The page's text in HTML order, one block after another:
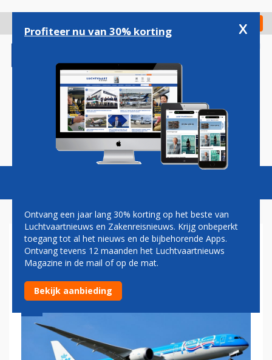
gaan
Check in
Magazine Podcasts Vacatures
KLM BESTELT EXTRA BOEING
787-10 DREAMLINER
Profiteer nu van 30% korting x
Ontvang een jaar lang 30% korting op het beste van
Luchtvaartnieuws en Zakenreisnieuws. Krijg onbeperkt
toegang tot al het nieuws en de bijbehorende Apps.
Ontvang tevens 12 maanden het Luchtvaartnieuws
Magazine in de mail of op de mat.
Bekijk aanbieding